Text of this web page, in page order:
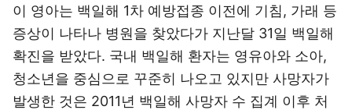
이 영아는 백일해 1차 예방접종 이전에 기침, 가래 등
증상이 나타나 병원을 찾았다가 지난달 31일 백일해
확진을 받았다. 국내 백일해 환자는 영유아와 소아,
청소년을 중심으로 꾸준히 나오고 있지만 사망자가
발생한 것은 2011년 백일해 사망자 수 집계 이후 처